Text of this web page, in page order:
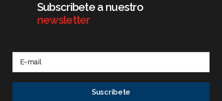
Subscribete a nuestro
newsletter